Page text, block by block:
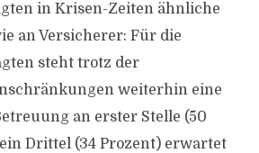
in Krisen-Zeiten ähnliche
an Versicherer: Für die
steht trotz der
weiterhin eine
an erster Stelle (50
Drittel (34 Prozent) erwartet